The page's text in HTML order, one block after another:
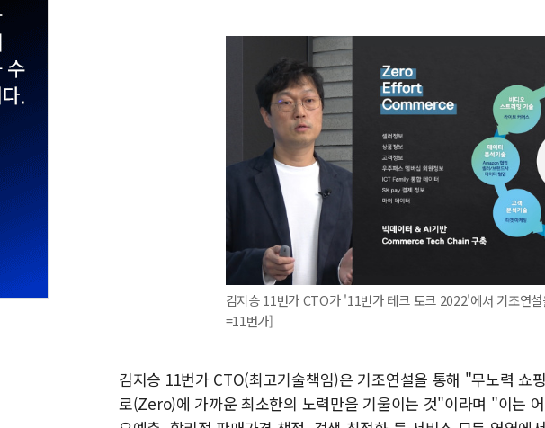
김지승 11번가 CTO가 '11번가 테크 토크 2022'에서 기조연
=11번가]
김지승 11번가 CTO(최고기술책임)은 기조연설을 통해 "무노력 쇼
로(Zero)에 가까운 최소한의 노력만을 기울이는 것"이라며 "이는